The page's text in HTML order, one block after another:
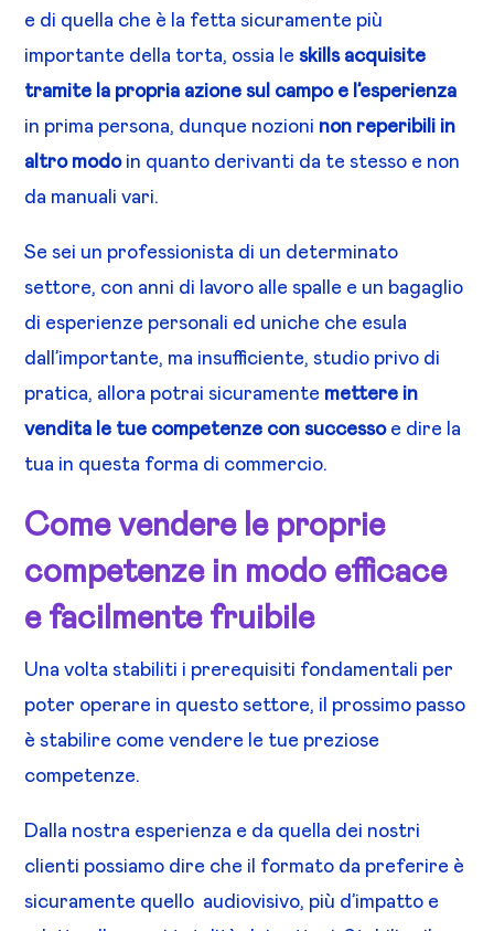
e di quella che è la fetta sicuramente più
importante della torta, ossia leskills acquisite
tramite la propria azione sul campo e l’esperienza
in prima persona, dunque nozioni non reperibili in
altro modoin quanto derivanti da te stesso e non
da manuali vari.
Se sei un professionista di un determinato
settore, con anni di lavoro alle spalle e un bagaglio
di esperienze personali ed uniche che esula
dall’importante, ma insufficiente, studio privo di
pratica, allora potrai sicuramente mettere in
vendita le tue competenze con successoe dire la
tua in questa forma di commercio.
Come vendere le proprie
competenze in modo efficace
e facilmente fruibile
Una volta stabiliti i prerequisiti fondamentali per
poter operare in questo settore, il prossimo passo
è stabilire come vendere le tue preziose
competenze.
Dalla nostra esperienza e da quella dei nostri
clienti possiamo dire che il formato da preferire è
sicuramente quello audiovisivo, più d’impatto e